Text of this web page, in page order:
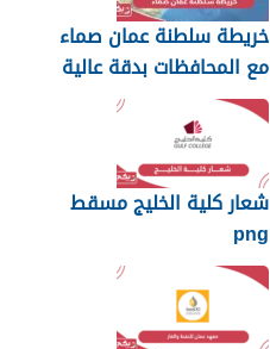
خريطة سلطنة عمان صماء
مع المحافظات بدقة عالية
شعار كلية الخليج مسقط
png